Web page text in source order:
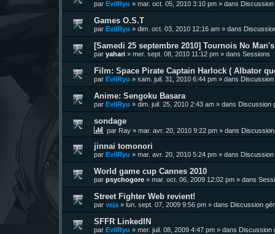
par EvilRyu » mar. oct. 05, 2010 3:10 pm » dans
Games O.S.T
par EvilRyu » dim. oct. 03, 2010 12:16 am » dans
[Samedi 25 septembre 2010] Tournois No
par yahari » mer. sept. 08, 2010 11:12 pm » dans Sessions
Film: Space Pirate Captain Harlock ( Albator
par EvilRyu » sam. juil. 31, 2010 6:44 pm » dans
Anime: Sengoku Basara
par EvilRyu » dim. juil. 25, 2010 2:43 am » dans Discussion
sondage
par Ray » mar. avr. 20, 2010 9:22 pm » dans
jinnai tomonori
par EvilRyu » mar. avr. 20, 2010 5:24 pm » dans
World game cup Cannes 2010
par psychogore » mar. oct. 06, 2009 12:02 pm » dans
Street Fighter Web revient!
par veja » lun. sept. 07, 2009 9:56 pm » dans Discussion
SFFR LinkedIN
par EvilRyu » mer. juil. 08, 2009 4:47 pm » dans Discussion